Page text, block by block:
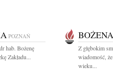
POZNAŃ
hab. Bożenę
Zakładu...
Z głębokim
wiadomość,
wieku...